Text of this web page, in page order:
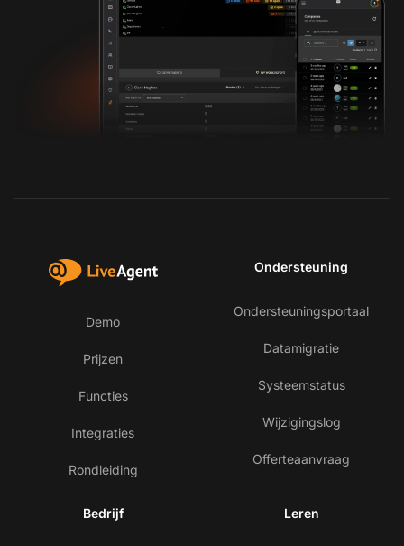
Demo
Prijzen
Functies
Integraties
Rondleiding
Ondersteuning
Ondersteuningsportaal
Datamigratie
Systeemstatus
Wijzigingslog
Offerteaanvraag
Bedrijf Leren